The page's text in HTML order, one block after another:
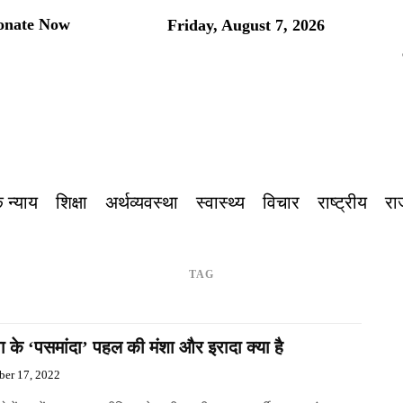
Friday, August 7, 2026
Now
शिक्षा अर्थव्यवस्था स्वास्थ्य विचार राष्ट्रीय
TAG
के ‘पसमांदा’ पहल की मंशा और इरादा क्या है
17, 2022